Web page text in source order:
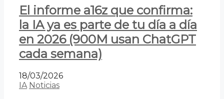
El informe a16z que confirma:
la IA ya es parte de tu día a día
en 2026 (900M usan ChatGPT
cada semana)
18/03/2026
IA Noticias